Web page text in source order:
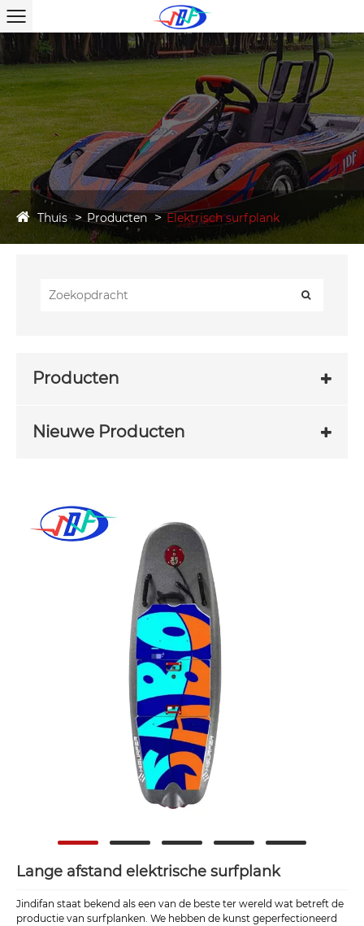
Thuis Producten Elektrisch surfplank
Producten
Nieuwe Producten
Lange afstand elektrische surfplank
Jindifan staat bekend als een van de beste ter wereld wat betreft de
productie van surfplanken. We hebben de kunst geperfectioneerd